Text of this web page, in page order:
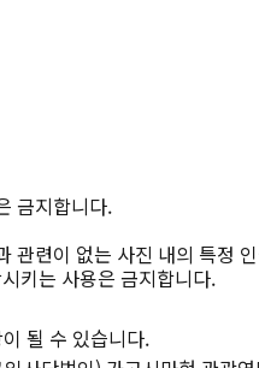
금지합니다.
관련이 없는 사진 내의 특정
키는 사용은 금지합니다.
될 수 있습니다.